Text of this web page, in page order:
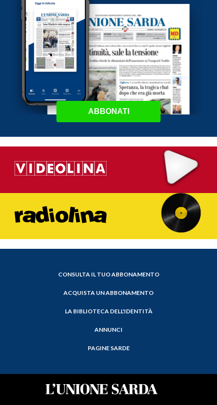
ABBONATI
CONSULTA IL TUO ABBONAMENTO
ACQUISTA UN ABBONAMENTO
LA BIBLIOTECA DELL'IDENTITÀ
ANNUNCI
PAGINE SARDE